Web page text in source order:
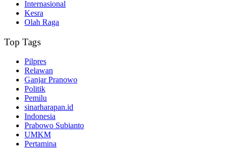
Internasional
Kesra
Olah Raga
Top Tags
Pilpres
Relawan
Ganjar Pranowo
Politik
Pemilu
sinarharapan.id
Indonesia
Prabowo Subianto
UMKM
Pertamina